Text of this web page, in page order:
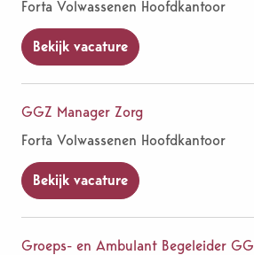
Forta Volwassenen Hoofdkantoor
Bekijk vacature
GGZ Manager Zorg
Forta Volwassenen Hoofdkantoor
Bekijk vacature
Groeps- en Ambulant Begeleider